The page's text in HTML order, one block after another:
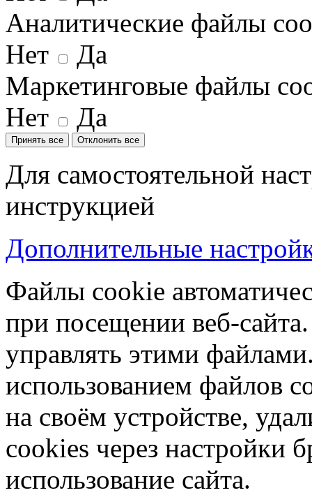
Аналитические файлы
Нет
Да
Маркетинговые файлы
Нет
Да
Принять все Отклонить все
Для самостоятельной
инструкцией
Дополнительные
Файлы cookie
при посещении веб-
управлять этими
использованием файлов
на своём устройстве,
cookies через настройки
использование сайта.